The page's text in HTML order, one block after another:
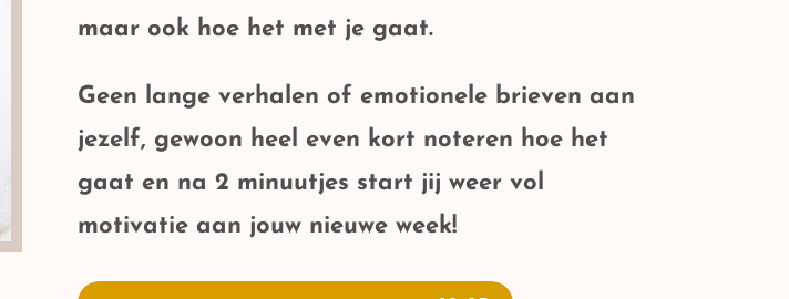
maar ook hoe het met je gaat.
Geen lange verhalen of emotionele brieven aan
jezelf, gewoon heel even kort noteren hoe het
gaat en na 2 minuutjes start jij weer vol
motivatie aan jouw nieuwe week!